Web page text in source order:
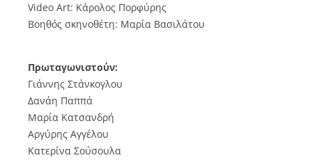
Video Art: Κάρολος Πορφύρης
Βοηθός σκηνοθέτη: Μαρία Βασιλάτου
Πρωταγωνιστούν:
Γιάννης Στάνκογλου
Δανάη Παππά
Μαρία Κατσανδρή
Αργύρης Αγγέλου
Κατερίνα Σούσουλα